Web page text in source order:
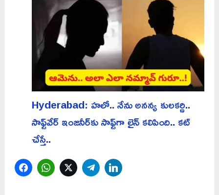
Hyderabad: హలో.. నేను అనన్య కులకర్ణి..
సాఫ్ట్‌వేర్ ఇంజనీర్‌కు సాఫ్ట్‌గా లైన్ కలిపింది.. కట్
చేస్తే..
FacebookWhatsAppTwitterTelegram